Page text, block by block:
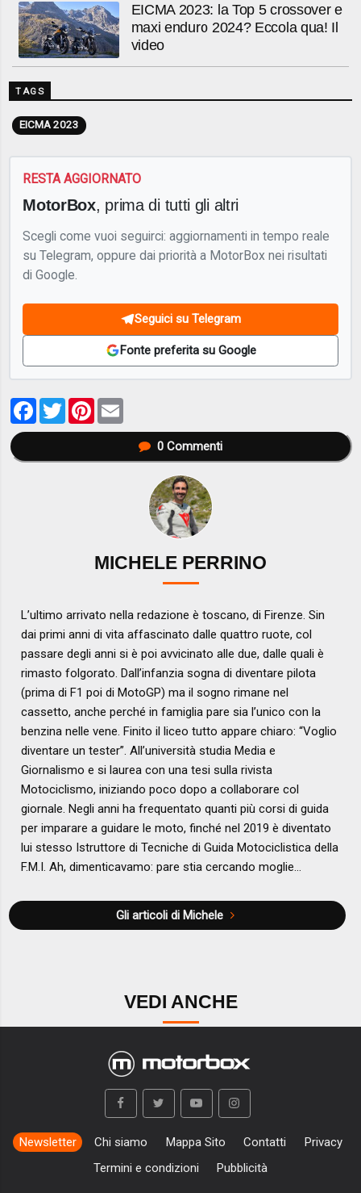
EICMA 2023: la Top 5 crossover e
maxi enduro 2024? Eccola qua! Il
video
TAGS
EICMA 2023
RESTA AGGIORNATO
MotorBox, prima di tutti gli altri
Scegli come vuoi seguirci: aggiornamenti in tempo reale
su Telegram, oppure dai priorità a MotorBox nei risultati
di Google.
Seguici su Telegram
Fonte preferita su Google
Facebook
TwitterPinterest
0Commenti
MICHELE PERRINO
L’ultimo arrivato nella redazione è toscano, di Firenze. Sin
dai primi anni di vita affascinato dalle quattro ruote, col
passare degli anni si è poi avvicinato alle due, dalle quali è
rimasto folgorato. Dall’infanzia sogna di diventare pilota
(prima di F1 poi di MotoGP) ma il sogno rimane nel
cassetto, anche perché in famiglia pare sia l’unico con la
benzina nelle vene. Finito il liceo tutto appare chiaro: “Voglio
diventare un tester”. All’università studia Media e
Giornalismo e si laurea con una tesi sulla rivista
Motociclismo, iniziando poco dopo a collaborare col
giornale. Negli anni ha frequentato quanti più corsi di guida
per imparare a guidare le moto, finché nel 2019 è diventato
lui stesso Istruttore di Tecniche di Guida Motociclistica della
F.M.I. Ah, dimenticavamo: pare stia cercando moglie…
Gli articoli di Michele
VEDI ANCHE
Newsletter Chi siamo Mappa Sito Contatti
Privacy
Termini e condizioni
Pubblicità